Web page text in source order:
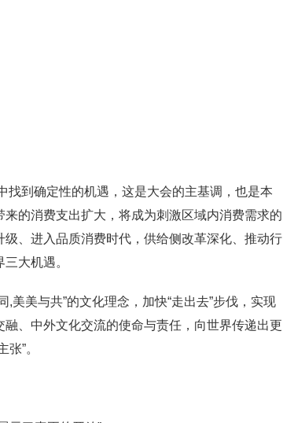
找到确定性的机遇，这是大会的主基调，也是本
的消费支出扩大，将成为刺激区域内消费需求的
、进入品质消费时代，供给侧改革深化、推动行
大机遇。
美美与共”的文化理念，加快“走出去”步伐，实现
、中外文化交流的使命与责任，向世界传递出更
”。